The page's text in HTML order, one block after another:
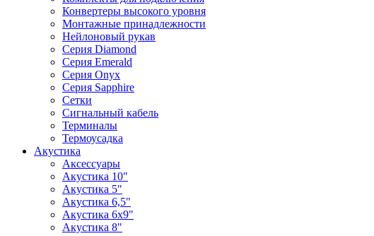
Конвертеры высокого уровня
Монтажные принадлежности
Нейлоновый рукав
Серия Diamond
Серия Emerald
Серия Onyx
Серия Sapphire
Сетки
Сигнальный кабель
Терминалы
Термоусадка
Акустика
Аксессуары
Акустика 10"
Акустика 5"
Акустика 6,5"
Акустика 6x9"
Акустика 8"